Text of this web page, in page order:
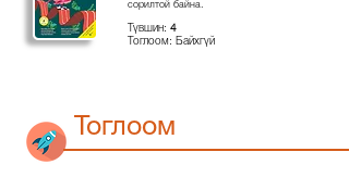
сорилтой байна.
Түвшин: 4
Тоглоом: Байхгүй
Тоглоом